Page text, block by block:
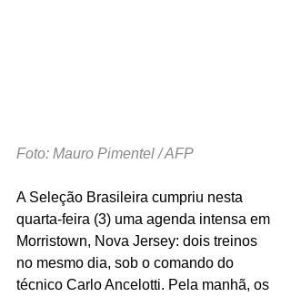
Foto: Mauro Pimentel / AFP
A Seleção Brasileira cumpriu nesta
quarta-feira (3) uma agenda intensa em
Morristown, Nova Jersey: dois treinos
no mesmo dia, sob o comando do
técnico Carlo Ancelotti. Pela manhã, os